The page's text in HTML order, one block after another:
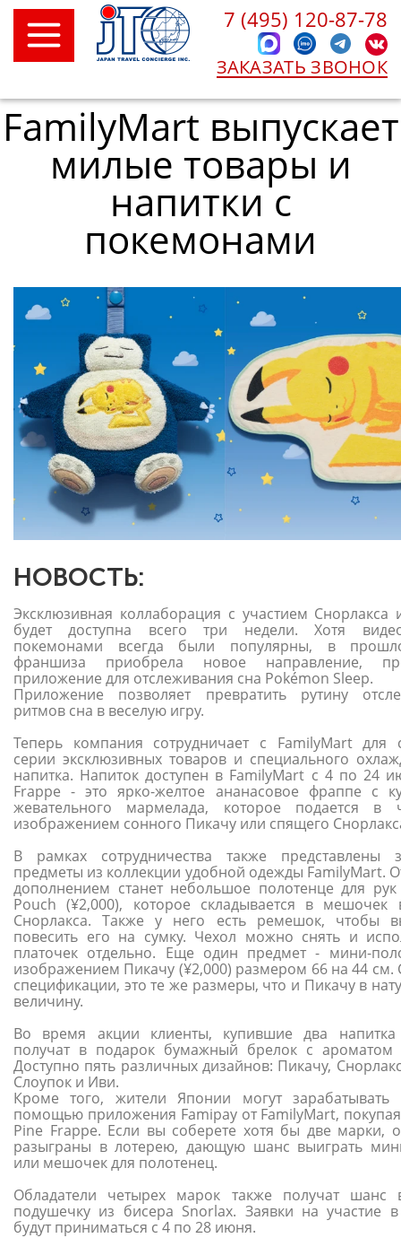
7 (495) 120-87-78
ЗАКАЗАТЬ ЗВОНОК
FamilyMart выпускает
милые товары и
напитки с
покемонами
НОВОСТЬ:
Эксклюзивная коллаборация с участием Снорлакса
будет доступна всего три недели. Хотя
покемонами всегда были популярны, в
франшиза приобрела новое направление,
приложение для отслеживания сна Pokémon Sleep.
Приложение позволяет превратить рутину
ритмов сна в веселую игру.
Теперь компания сотрудничает с FamilyMart для
серии эксклюзивных товаров и специального
напитка. Напиток доступен в FamilyMart с 4 по 24
Frappe - это ярко-желтое ананасовое фраппе с
жевательного мармелада, которое подается в
изображением сонного Пикачу или спящего
В рамках сотрудничества также представлены
предметы из коллекции удобной одежды FamilyMart.
дополнением станет небольшое полотенце для
Pouch (¥2,000), которое складывается в
Снорлакса. Также у него есть ремешок, чтобы
повесить его на сумку. Чехол можно снять и
платочек отдельно. Еще один предмет - мини-
изображением Пикачу (¥2,000) размером 66 на 44 см.
спецификации, это те же размеры, что и Пикачу в
величину.
Во время акции клиенты, купившие два
получат в подарок бумажный брелок с ароматом
Доступно пять различных дизайнов: Пикачу,
Слоупок и Иви.
Кроме того, жители Японии могут
помощью приложения Famipay от FamilyMart,
Pine Frappe. Если вы соберете хотя бы две марки,
разыграны в лотерею, дающую шанс выиграть
или мешочек для полотенец.
Обладатели четырех марок также получат шанс
подушечку из бисера Snorlax. Заявки на участие в
будут приниматься с 4 по 28 июня.